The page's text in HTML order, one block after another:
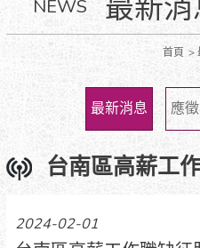
NEWS 最新消
首頁
最新消息 應
台南區高薪工
2024-02-01